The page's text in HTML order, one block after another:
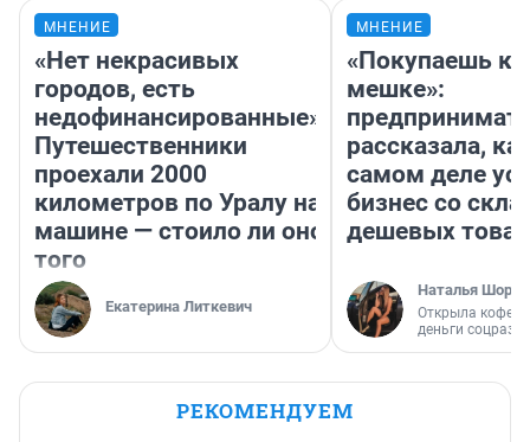
МНЕНИЕ
«Нет некрасивых
городов, есть
недофинансированные».
Путешественники
проехали 2000
километров по Уралу на
машине — стоило ли оно
того
Екатерина Литкевич
МНЕНИЕ
«Покупаешь
мешке»:
рассказала,
самом деле
бизнес со
дешевых
Наталья
Открыла
деньги
РЕКОМЕНДУЕМ